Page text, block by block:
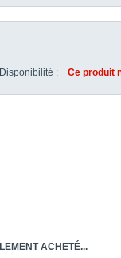
Disponibilité : Ce produit
ACHETÉ...